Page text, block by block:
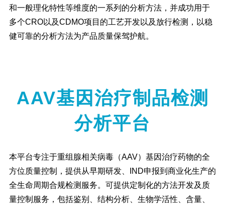
和一般理化特性等维度的一系列的分析方法，并成功用于
多个CRO以及CDMO项目的工艺开发以及放行检测，以稳
健可靠的分析方法为产品质量保驾护航。
AAV基因治疗制品检测
分析平台
本平台专注于重组腺相关病毒（AAV）基因治疗药物的全
方位质量控制，提供从早期研发、IND申报到商业化生产的
全生命周期合规检测服务。可提供定制化的方法开发及质
量控制服务，包括鉴别、结构分析、生物学活性、含量、